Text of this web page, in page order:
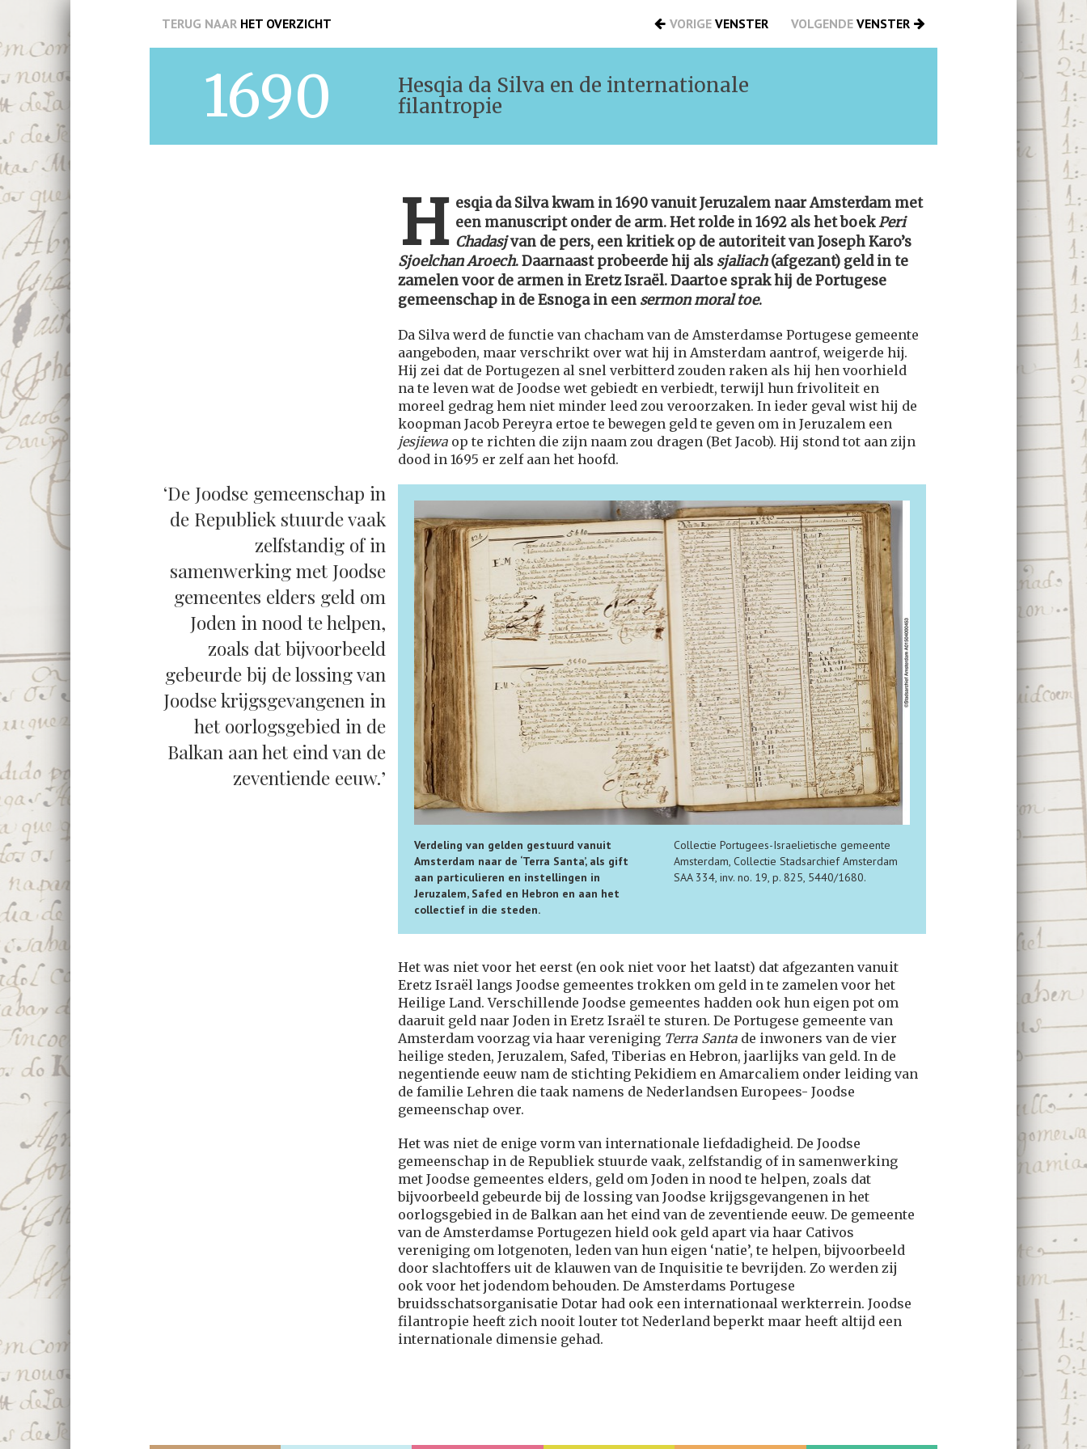
TERUG NAARHET OVERZICHT VORIGEVENSTER VOLGENDEVENSTER
1690
Hesqia da Silva en de internationale
filantropie
H esqia da Silva kwam in 1690 vanuit Jeruzalem naar Amsterdam met
een manuscript onder de arm. Het rolde in 1692 als het boekPeri
Chadasjvan de pers, een kritiek op de autoriteit van Joseph Karo’s
Sjoelchan Aroech. Daarnaast probeerde hij als sjaliach(afgezant) geld in te
zamelen voor de armen in Eretz Israël. Daartoe sprak hij de Portugese
gemeenschap in de Esnoga in een sermon moral toe.
Da Silva werd de functie van chacham van de Amsterdamse Portugese gemeente
aangeboden, maar verschrikt over wat hij in Amsterdam aantrof, weigerde hij.
Hij zei dat de Portugezen al snel verbitterd zouden raken als hij hen voorhield
na te leven wat de Joodse wet gebiedt en verbiedt, terwijl hun frivoliteit en
moreel gedrag hem niet minder leed zou veroorzaken. In ieder geval wist hij de
koopman Jacob Pereyra ertoe te bewegen geld te geven om in Jeruzalem een
jesjiewa op te richten die zijn naam zou dragen (Bet Jacob). Hij stond tot aan zijn
dood in 1695 er zelf aan het hoofd.
Verdeling van gelden gestuurd vanuit
Amsterdam naar de ‘Terra Santa’, als gift
aan particulieren en instellingen in
Jeruzalem, Safed en Hebron en aan het
collectief in die steden.
Collectie Portugees-Israelietische gemeente
Amsterdam, Collectie Stadsarchief Amsterdam
SAA 334, inv. no. 19, p. 825, 5440/1680.
Het was niet voor het eerst (en ook niet voor het laatst) dat afgezanten vanuit
Eretz Israël langs Joodse gemeentes trokken om geld in te zamelen voor het
Heilige Land. Verschillende Joodse gemeentes hadden ook hun eigen pot om
daaruit geld naar Joden in Eretz Israël te sturen. De Portugese gemeente van
Amsterdam voorzag via haar vereniging Terra Santa de inwoners van de vier
heilige steden, Jeruzalem, Safed, Tiberias en Hebron, jaarlijks van geld. In de
negentiende eeuw nam de stichting Pekidiem en Amarcaliem onder leiding van
de familie Lehren die taak namens de Nederlandsen Europees- Joodse
gemeenschap over.
Het was niet de enige vorm van internationale liefdadigheid. De Joodse
gemeenschap in de Republiek stuurde vaak, zelfstandig of in samenwerking
met Joodse gemeentes elders, geld om Joden in nood te helpen, zoals dat
bijvoorbeeld gebeurde bij de lossing van Joodse krijgsgevangenen in het
oorlogsgebied in de Balkan aan het eind van de zeventiende eeuw. De gemeente
van de Amsterdamse Portugezen hield ook geld apart via haar Cativos
vereniging om lotgenoten, leden van hun eigen ‘natie’, te helpen, bijvoorbeeld
door slachtoffers uit de klauwen van de Inquisitie te bevrijden. Zo werden zij
ook voor het jodendom behouden. De Amsterdams Portugese
bruidsschatsorganisatie Dotar had ook een internationaal werkterrein. Joodse
filantropie heeft zich nooit louter tot Nederland beperkt maar heeft altijd een
internationale dimensie gehad.
‘De Joodse gemeenschap in
de Republiek stuurde vaak
zelfstandig of in
samenwerking met Joodse
gemeentes elders geld om
Joden in nood te helpen,
zoals dat bijvoorbeeld
gebeurde bij de lossing van
Joodse krijgsgevangenen in
het oorlogsgebied in de
Balkan aan het eind van de
zeventiende eeuw.’